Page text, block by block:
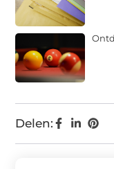
Delen: